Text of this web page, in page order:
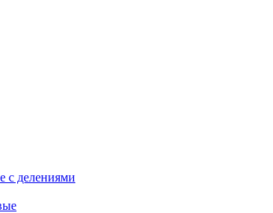
с делениями